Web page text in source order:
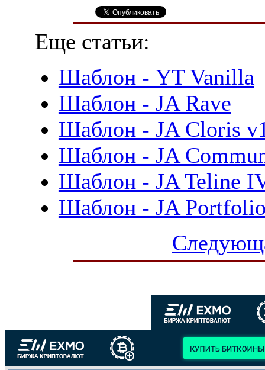
Еще статьи:
Шаблон - YT Vanilla
Шаблон - JA Rave
Шаблон - JA Cloris
Шаблон - JA
Шаблон - JA Teline
Шаблон - JA